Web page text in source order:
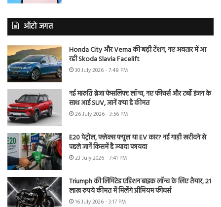
ऑटो जगत
Honda City और Verna की बढ़ी टेंशन, नए अवतार में आ
रही Skoda Slavia Facelift
30 July 2026 - 7:48 PM
नई मारुति ब्रेजा फेसलिफ्ट लॉन्च, नए फीचर्स और टर्बो इंजन के
साथ आई SUV, जानें क्या है कीमत
26 July 2026 - 3:56 PM
E20 पेट्रोल, फ्लेक्स फ्यूल या EV कार? नई गाड़ी खरीदने से
पहले जानें किसमें है ज्यादा फायदा
23 July 2026 - 7:41 PM
Triumph की लिमिटेड एडिशन बाइक लॉन्च के लिए तैयार, 21
लाख रुपये कीमत में मिलेंगे प्रीमियम फीचर्स
16 July 2026 - 3:17 PM